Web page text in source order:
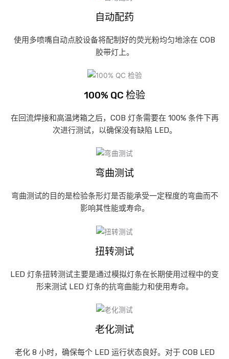
自动配药
使用多喷嘴自动点胶设备将配制好的荧光粉均匀地涂在 COB
胶带灯上。
100% QC 检验
在回流焊接和高温烤箱之后，COB 灯条需要在 100% 条件下再
次进行测试，以确保没有缺陷 LED。
弯曲测试
弯曲测试的目的是检验条形灯是否能承受一定程度的弯曲而不
影响其性能或寿命。
扭转测试
LED 灯条扭转测试主要是通过模拟灯条在长期使用过程中的变
形来测试 LED 灯条的抗弯曲能力和使用寿命。
老化测试
老化 8 小时，确保每个 LED 运行状态良好。对于 COB LED